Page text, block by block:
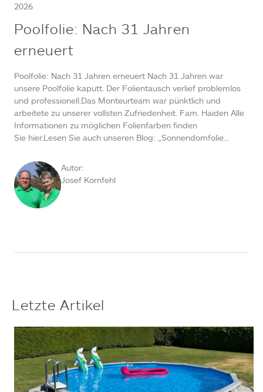
2026
Poolfolie: Nach 31 Jahren
erneuert
Poolfolie: Nach 31 Jahren erneuert Nach 31 Jahren war
unsere Poolfolie kaputt. Der Folientausch verlief problemlos
und professionell.Das Monteurteam war pünktlich und
arbeitete zu unserer vollsten Zufriedenheit. Fam. Haiden Alle
Informationen zu möglichen Folienfarben finden
Sie hier.Lesen Sie auch unseren Blog: „Sonnendomfolie…
Autor:
Josef Kornfehl
Letzte Artikel